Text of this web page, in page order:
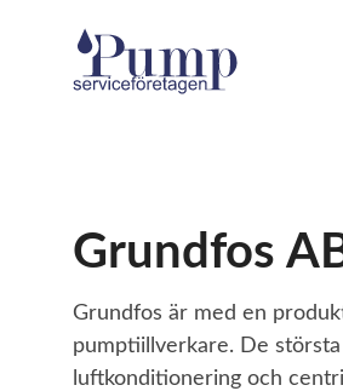
Grundfos
Grundfos är med en
pumptiillverkare. De
luftkonditionering och